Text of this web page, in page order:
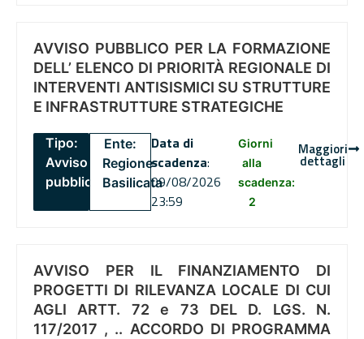
AVVISO PUBBLICO PER LA FORMAZIONE
DELL’ ELENCO DI PRIORITÀ REGIONALE DI
INTERVENTI ANTISISMICI SU STRUTTURE
E INFRASTRUTTURE STRATEGICHE
Tipo:
Avviso
pubblico
Ente:
Regione
Basilicata
Data di
scadenza:
09/08/2026
23:59
Giorni
alla
scadenza:
2
Maggiori
dettagli
AVVISO PER IL FINANZIAMENTO DI
PROGETTI DI RILEVANZA LOCALE DI CUI
AGLI ARTT. 72 e 73 DEL D. LGS. N.
117/2017 , .. ACCORDO DI PROGRAMMA